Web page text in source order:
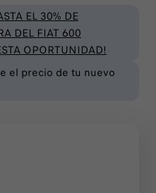
EL 30% DE
DEL FIAT 600
OPORTUNIDAD!
el precio de tu nuevo